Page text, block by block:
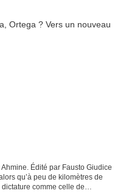
Édité par Fausto Giudice
qu’à peu de kilomètres de
comme celle de